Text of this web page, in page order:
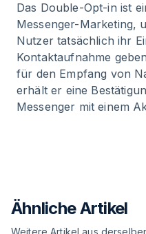
Das Double-Opt-in ist
Messenger-Marketing,
Nutzer tatsächlich ihr
Kontaktaufnahme
für den Empfang von
erhält er eine
Messenger mit einem
Ähnliche Artikel
Weitere Artikel aus